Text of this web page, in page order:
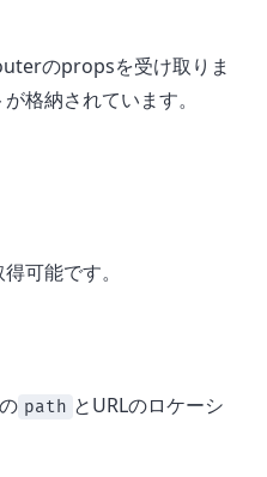
のpropsを受け取りま
格納されています。
可能です。
の path とURLのロケーシ